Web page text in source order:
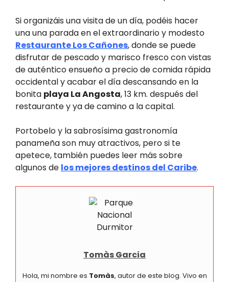
Si organizáis una visita de un día, podéis hacer
una una parada en el extraordinario y modesto
Restaurante Los Cañones, donde se puede
disfrutar de pescado y marisco fresco con vistas
de auténtico ensueño a precio de comida rápida
occidental y acabar el día descansando en la
bonita playa La Angosta, 13 km. después del
restaurante y ya de camino a la capital.
Portobelo y la sabrosísima gastronomía
panameña son muy atractivos, pero si te
apetece, también puedes leer más sobre
algunos de los mejores destinos del Caribe.
Tomàs Garcia
Hola, mi nombre es Tomàs, autor de este blog. Vivo en